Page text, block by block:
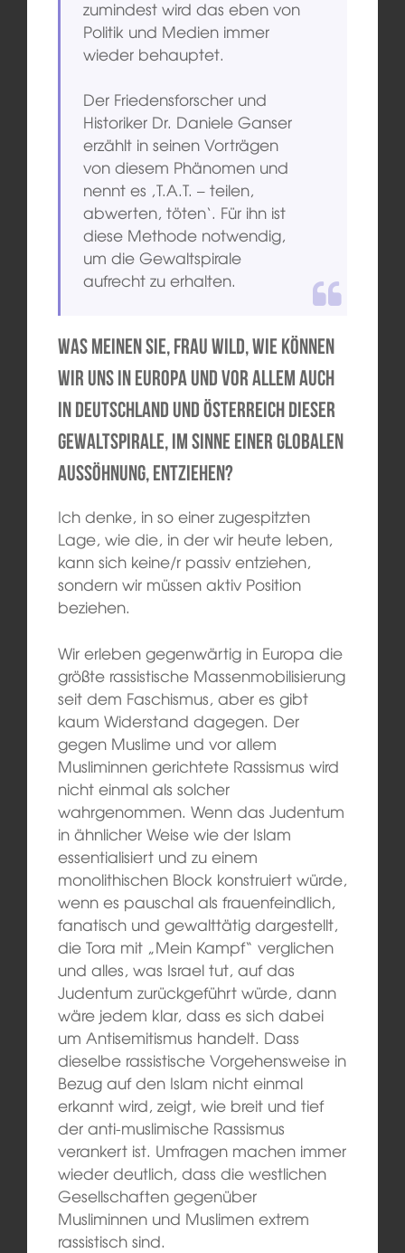
zumindest wird das eben von
Politik und Medien immer
wieder behauptet.
Der Friedensforscher und
Historiker Dr. Daniele Ganser
erzählt in seinen Vorträgen
von diesem Phänomen und
nennt es ‚T.A.T. – teilen,
abwerten, töten‘. Für ihn ist
diese Methode notwendig,
um die Gewaltspirale
aufrecht zu erhalten.
Was meinen Sie, Frau Wild, wie können
wir uns in Europa und vor allem auch
in Deutschland und Österreich dieser
Gewaltspirale, im Sinne einer globalen
Aussöhnung, entziehen?
Ich denke, in so einer zugespitzten
Lage, wie die, in der wir heute leben,
kann sich keine/r passiv entziehen,
sondern wir müssen aktiv Position
beziehen.
Wir erleben gegenwärtig in Europa die
größte rassistische Massenmobilisierung
seit dem Faschismus, aber es gibt
kaum Widerstand dagegen. Der
gegen Muslime und vor allem
Musliminnen gerichtete Rassismus wird
nicht einmal als solcher
wahrgenommen. Wenn das Judentum
in ähnlicher Weise wie der Islam
essentialisiert und zu einem
monolithischen Block konstruiert würde,
wenn es pauschal als frauenfeindlich,
fanatisch und gewalttätig dargestellt,
die Tora mit „Mein Kampf“ verglichen
und alles, was Israel tut, auf das
Judentum zurückgeführt würde, dann
wäre jedem klar, dass es sich dabei
um Antisemitismus handelt. Dass
dieselbe rassistische Vorgehensweise in
Bezug auf den Islam nicht einmal
erkannt wird, zeigt, wie breit und tief
der anti-muslimische Rassismus
verankert ist. Umfragen machen immer
wieder deutlich, dass die westlichen
Gesellschaften gegenüber
Musliminnen und Muslimen extrem
rassistisch sind.